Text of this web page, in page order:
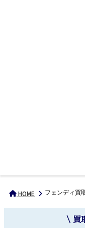
HOME フェンディ買
\ 買